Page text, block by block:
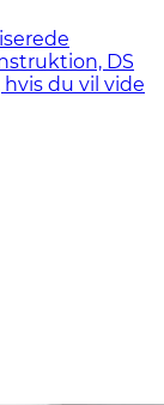
DS
hvis du vil vide